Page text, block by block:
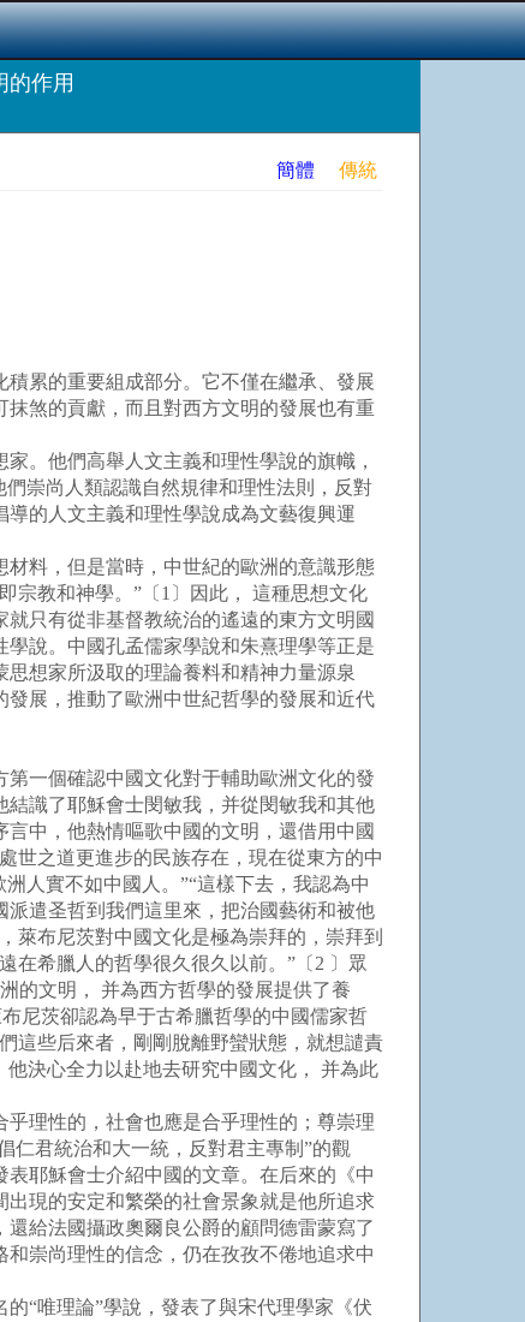
作用
簡體 傳統
累的重要組成部分。它不僅在繼承、發展
煞的貢獻，而且對西方文明的發展也有重
。他們高舉人文主義和理性學說的旗幟，
崇尚人類認識自然規律和理性法則，反對
的人文主義和理性學說成為文藝復興運
料，但是當時，中世紀的歐洲的意識形態
宗教和神學。”〔1〕因此， 這種思想文化
只有從非基督教統治的遙遠的東方文明國
說。中國孔孟儒家學說和朱熹理學等正是
想家所汲取的理論養料和精神力量源泉
展，推動了歐洲中世紀哲學的發展和近代
一個確認中國文化對于輔助歐洲文化的發
識了耶穌會士閔敏我，并從閔敏我和其他
中，他熱情嘔歌中國的文明，還借用中國
世之道更進步的民族存在，現在從東方的中
人實不如中國人。”“這樣下去，我認為中
遣圣哲到我們這里來，把治國藝術和被他
萊布尼茨對中國文化是極為崇拜的，崇拜到
在希臘人的哲學很久很久以前。”〔2 〕眾
的文明， 并為西方哲學的發展提供了養
尼茨卻認為早于古希臘哲學的中國儒家哲
這些后來者，剛剛脫離野蠻狀態，就想譴責
決心全力以赴地去研究中國文化， 并為此
理性的，社會也應是合乎理性的；尊崇理
仁君統治和大一統，反對君主專制”的觀
耶穌會士介紹中國的文章。在后來的《中
現的安定和繁榮的社會景象就是他所追求
給法國攝政奧爾良公爵的顧問德雷蒙寫了
崇尚理性的信念，仍在孜孜不倦地追求中
“唯理論”學說，發表了與宋代理學家《伏